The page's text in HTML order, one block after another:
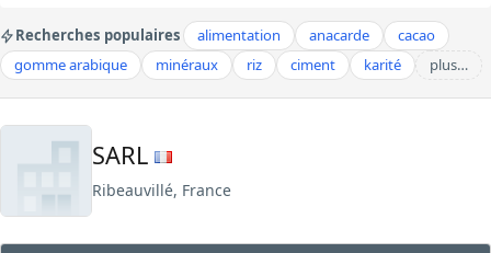
Recherches populaires alimentation anacarde
cacao
gomme arabique
minéraux riz ciment karité plus…
SARL
Ribeauvillé, France